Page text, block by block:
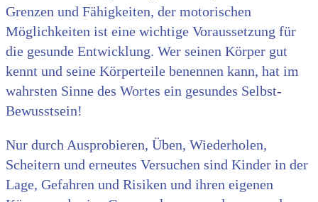
Grenzen und Fähigkeiten, der motorischen
Möglichkeiten ist eine wichtige Voraussetzung für
die gesunde Entwicklung. Wer seinen Körper gut
kennt und seine Körperteile benennen kann, hat im
wahrsten Sinne des Wortes ein gesundes Selbst-
Bewusstsein!
Nur durch Ausprobieren, Üben, Wiederholen,
Scheitern und erneutes Versuchen sind Kinder in der
Lage, Gefahren und Risiken und ihren eigenen